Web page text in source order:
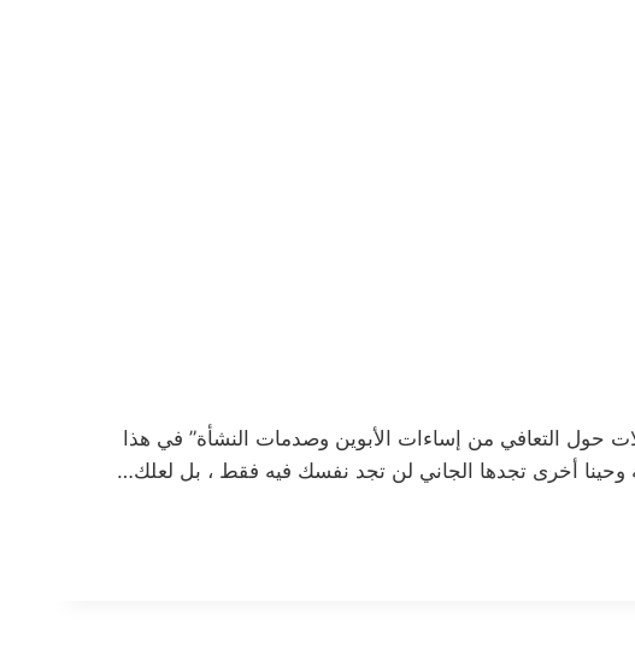
حول التعافي من إساءات الأبوين وصدمات النشأة” في هذا
وحينا أخرى تجدها الجاني لن تجد نفسك فيه فقط ، بل لعلك…